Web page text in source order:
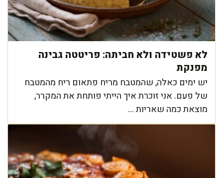
לא פשטידה ולא חביתה: פריטטה גבינה
מפנקת
יש ימים כאלה, שהמטבח מריח פתאום ריח מהמטבח
של פעם. אני זוכרת איך הייתי פותחת את המקרר,
מוצאת כמה שאריות ...